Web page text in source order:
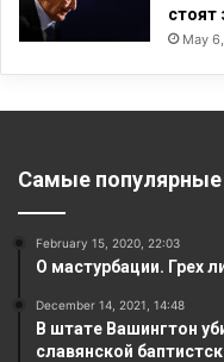
стоят
May
Самые популярные
February 15, 2020, 22:03
О мастурбации. Грех
December 14, 2021, 14:48
В штате Вашингтон
славянской